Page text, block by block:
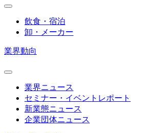
飲食・宿泊
卸・メーカー
業界動向
業界ニュース
セミナー・イベントレポート
新業態ニュース
企業団体ニュース